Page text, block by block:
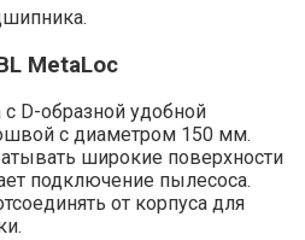
MetaLoc
D-образной удобной
с диаметром 150 мм.
широкие поверхности
подключение пылесоса.
от корпуса для